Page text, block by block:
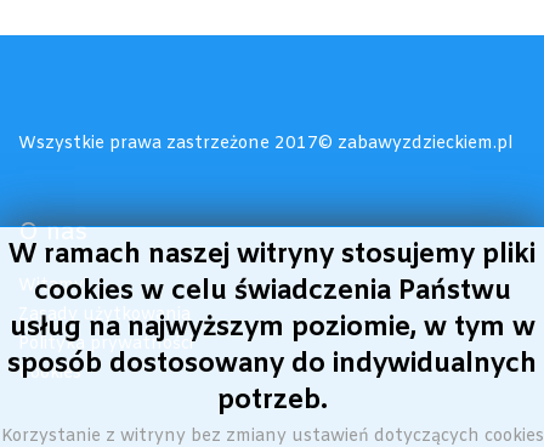
W ramach naszej witryny stosujemy pliki
cookies w celu świadczenia Państwu
usług na najwyższym poziomie, w tym w
sposób dostosowany do indywidualnych
potrzeb.
Korzystanie z witryny bez zmiany ustawień dotyczących cookies
Wszystkie prawa zastrzeżone 2017© zabawyzdzieckiem.pl
O nas
Witamy!
Zasady użytkowania
Polityka prywatności
Cookies